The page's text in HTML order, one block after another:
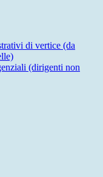
di vertice (da
(dirigenti non